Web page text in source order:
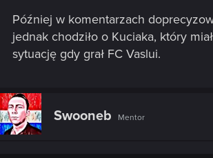
Później w komentarzach
jednak chodziło o Kuciaka, który
sytuację gdy grał FC Vaslui.
Swooneb Mentor